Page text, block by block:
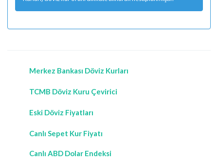
Merkez Bankası Döviz Kurları
TCMB Döviz Kuru Çevirici
Eski Döviz Fiyatları
Canlı Sepet Kur Fiyatı
Canlı ABD Dolar Endeksi